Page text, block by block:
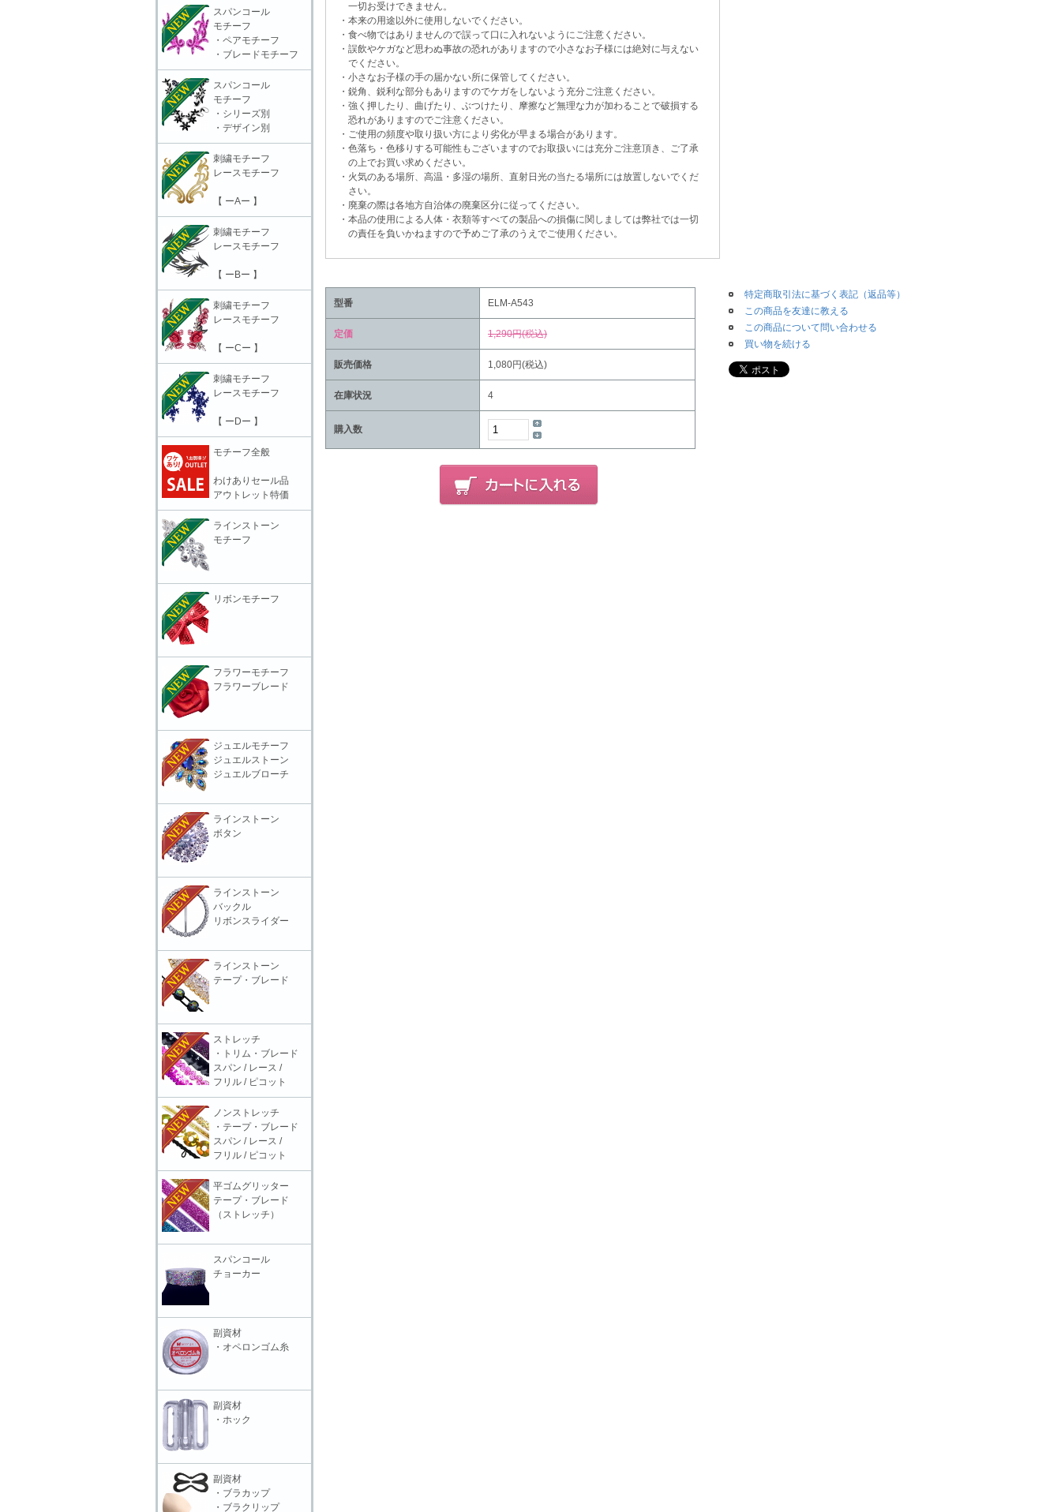
一切お受けできません。
・本来の用途以外に使用しないでください。
・食べ物ではありませんので誤って口に入れないようにご注意ください。
・誤飲やケガなど思わぬ事故の恐れがありますので小さなお子様には絶対に与えない
でください。
・小さなお子様の手の届かない所に保管してください。
・鋭角、鋭利な部分もありますのでケガをしないよう充分ご注意ください。
・強く押したり、曲げたり、ぶつけたり、摩擦など無理な力が加わることで破損する
恐れがありますのでご注意ください。
・ご使用の頻度や取り扱い方により劣化が早まる場合があります。
・色落ち・色移りする可能性もございますのでお取扱いには充分ご注意頂き、ご了承
の上でお買い求めください。
・火気のある場所、高温・多湿の場所、直射日光の当たる場所には放置しないでくだ
さい。
・廃棄の際は各地方自治体の廃棄区分に従ってください。
・本品の使用による人体・衣類等すべての製品への損傷に関しましては弊社では一切
の責任を負いかねますので予めご了承のうえでご使用ください。
型番 ELM-A543
定価 1,290円(税込)
販売価格 1,080円(税込)
在庫状況 4
購入数
特定商取引法に基づく表記（返品等）
この商品を友達に教える
この商品について問い合わせる
買い物を続ける
スパンコール
モチーフ
・ペアモチーフ
・ブレードモチーフ
スパンコール
モチーフ
・シリーズ別
・デザイン別
刺繍モチーフ
レースモチーフ
【 ーAー 】
刺繍モチーフ
レースモチーフ
【 ーBー 】
刺繍モチーフ
レースモチーフ
【 ーCー 】
刺繍モチーフ
レースモチーフ
【 ーDー 】
モチーフ全般
わけありセール品
アウトレット特価
ラインストーン
モチーフ
リボンモチーフ
フラワーモチーフ
フラワーブレード
ジュエルモチーフ
ジュエルストーン
ジュエルブローチ
ラインストーン
ボタン
ラインストーン
バックル
リボンスライダー
ラインストーン
テープ・ブレード
ストレッチ
・トリム・ブレード
スパン / レース /
フリル / ピコット
ノンストレッチ
・テープ・ブレード
スパン / レース /
フリル / ピコット
平ゴムグリッター
テープ・ブレード
（ストレッチ）
スパンコール
チョーカー
副資材
・オペロンゴム糸
副資材
・ホック
副資材
・ブラカップ
・ブラクリップ